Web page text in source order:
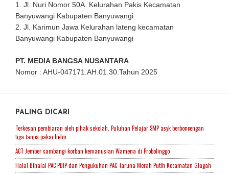
1. Jl. Nuri Nomor 50A. Kelurahan Pakis Kecamatan
Banyuwangi Kabupaten Banyuwangi
2. Jl. Karimun Jawa Kelurahan lateng kecamatan
Banyuwangi Kabupaten Banyuwangi
PT. MEDIA BANGSA NUSANTARA
Nomor : AHU-047171.AH.01.30.Tahun 2025
PALING DICARI
Terkesan pembiaran oleh pihak sekolah. Puluhan Pelajar SMP asyk berboncengan
tiga tanpa pakai helm.
ACT Jember sambangi korban kemanusian Wamena di Probolinggo
Halal Bihalal PAC PDIP dan Pengukuhan PAC Taruna Merah Putih Kecamatan Glagah